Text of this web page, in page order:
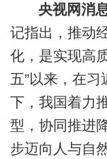
央视网消
记指出，推动
化，是实现高
五”以来，在
下，我国着力
型，协同推进
步迈向人与自